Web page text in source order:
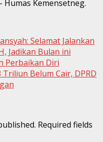
Humas Kemensetneg.
Selamat Jalankan
Jadikan Bulan ini
Perbaikan Diri
Belum Cair, DPRD
Required fields